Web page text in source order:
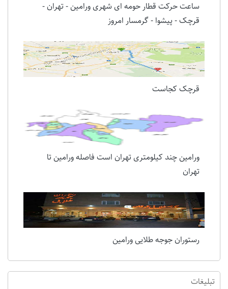
ساعت حرکت قطار حومه ای شهری ورامین - تهران -
قرچک - پیشوا - گرمسار امروز
قرچک کجاست
ورامین چند کیلومتری تهران است فاصله ورامین تا
تهران
رستوران جوجه طلایی ورامین
تبلیغات